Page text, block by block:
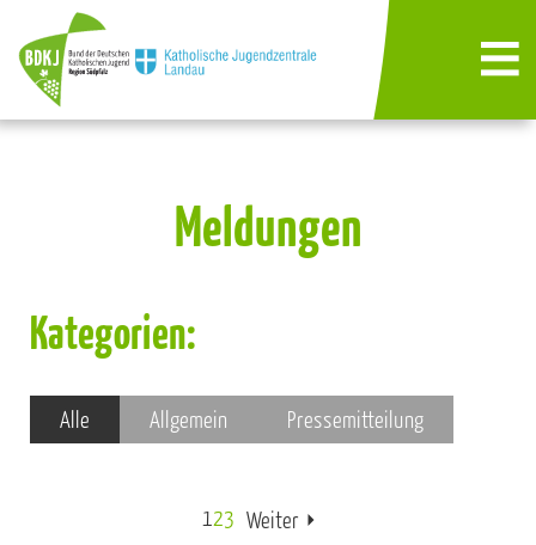
Meldungen
Kategorien:
Alle Allgemein Pressemitteilung
123 Weiter